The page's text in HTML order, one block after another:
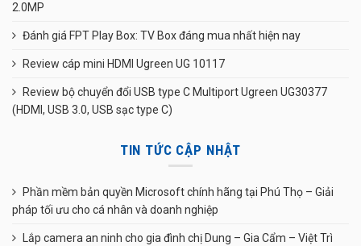
2.0MP
Đánh giá FPT Play Box: TV Box đáng mua nhất hiện nay
Review cáp mini HDMI Ugreen UG 10117
Review bộ chuyển đổi USB type C Multiport Ugreen UG30377
(HDMI, USB 3.0, USB sạc type C)
TIN TỨC CẬP NHẬT
Phần mềm bản quyền Microsoft chính hãng tại Phú Thọ – Giải
pháp tối ưu cho cá nhân và doanh nghiệp
Lắp camera an ninh cho gia đình chị Dung – Gia Cẩm – Việt Trì